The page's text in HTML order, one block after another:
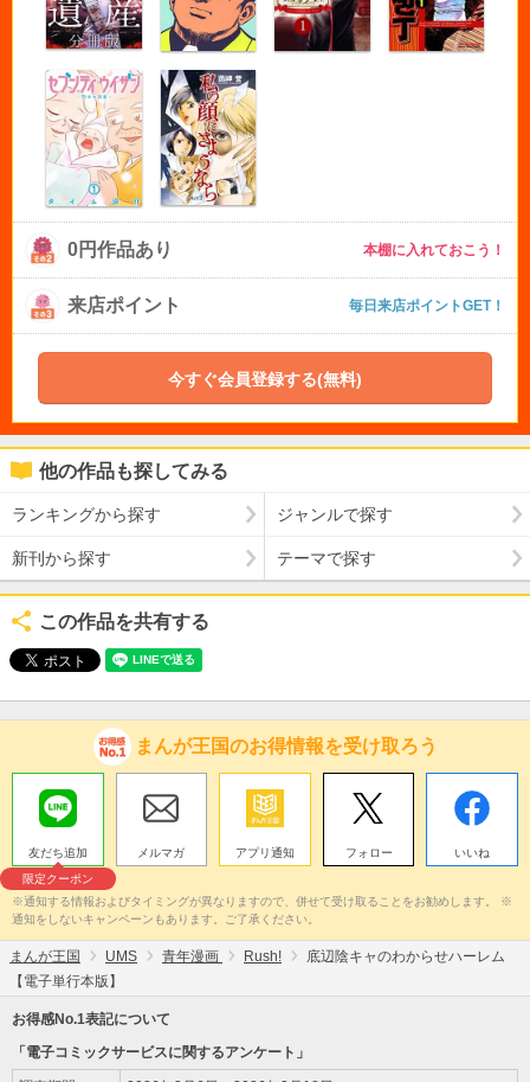
0円作品あり 本棚に入れておこう！
来店ポイント 毎日来店ポイントGET！
今すぐ会員登録する(無料)
他の作品も探してみる
ランキングから探す ジャンルで探す
新刊から探す テーマで探す
この作品を共有する
まんが王国のお得情報を受け取ろう
友だち追加
限定クーポン
メルマガ アプリ通知 フォロー いいね
※通知する情報およびタイミングが異なりますので、併せて受け取ることをお勧めします。 ※
通知をしないキャンペーンもあります。ご了承ください。
まんが王国 UMS 青年漫画 Rush!
底辺陰キャのわからせハーレム
【電子単行本版】
お得感No.1表記について
「電子コミックサービスに関するアンケート」